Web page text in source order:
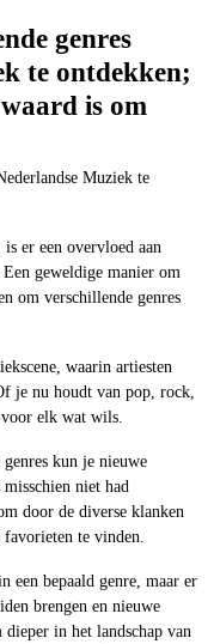
genres
te ontdekken;
is om
Muziek te
er een overvloed aan
geweldige manier om
om verschillende genres
waarin artiesten
je nu houdt van pop, rock,
elk wat wils.
kun je nieuwe
niet had
door de diverse klanken
favorieten te vinden.
een bepaald genre, maar er
brengen en nieuwe
in het landschap van